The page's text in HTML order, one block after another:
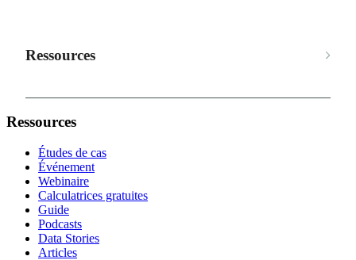
Ressources
Ressources
Études de cas
Événement
Webinaire
Calculatrices gratuites
Guide
Podcasts
Data Stories
Articles